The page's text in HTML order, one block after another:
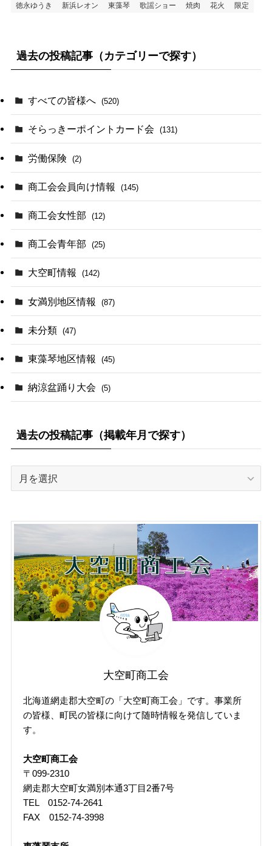
徳永ゆうき
新浜レオン 東藻琴 歌謡ショー 焼肉 花火 限定
過去の投稿記事（カテゴリーで探す）
すべての皆様へ (520)
そらっきーポイントカード会 (131)
労働保険 (2)
商工会会員向け情報 (145)
商工会女性部 (12)
商工会青年部 (25)
大空町情報 (142)
女満別地区情報 (87)
未分類 (47)
東藻琴地区情報 (45)
納涼盆踊り大会 (5)
過去の投稿記事（掲載年月で探す）
事
（掲
載
年
月
大空町商工会
北海道網走郡大空町の「大空町商工会」です。事業所
の皆様、町民の皆様に向けて随時情報を発信していま
す。
大空町商工会
〒099-2310
網走郡大空町女満別本通3丁目2番7号
TEL 0152-74-2641
FAX 0152-74-3998